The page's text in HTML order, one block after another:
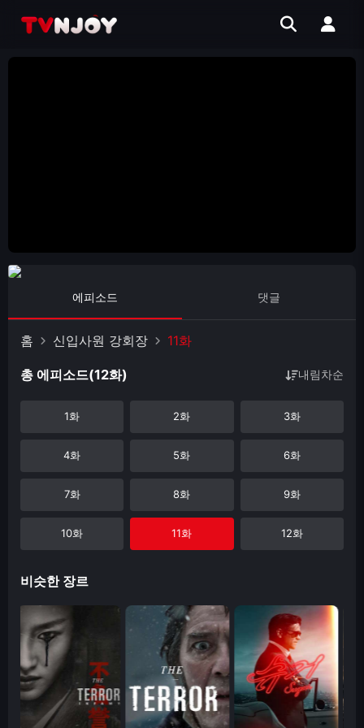
에피소드 댓글
홈 신입사원 강회장 11화
총 에피소드(12화) 내림차순
1화 2화 3화
4화 5화 6화
7화 8화 9화
10화 11화 12화
비슷한 장르